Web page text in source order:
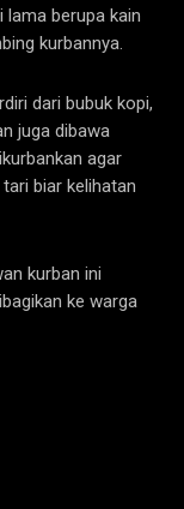
lama berupa kain
kurbannya.
dari bubuk kopi,
juga dibawa
agar
biar kelihatan
kurban ini
ke warga